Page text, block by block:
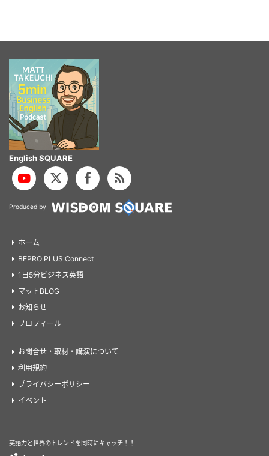
English SQUARE
Produced by
ホーム
BEPRO PLUS Connect
1日5分ビジネス英語
マットBLOG
お知らせ
プロフィール
お問合せ・取材・講演について
利用規約
プライバシーポリシー
イベント
英語力と世界のトレンドを同時にキャッチ！！